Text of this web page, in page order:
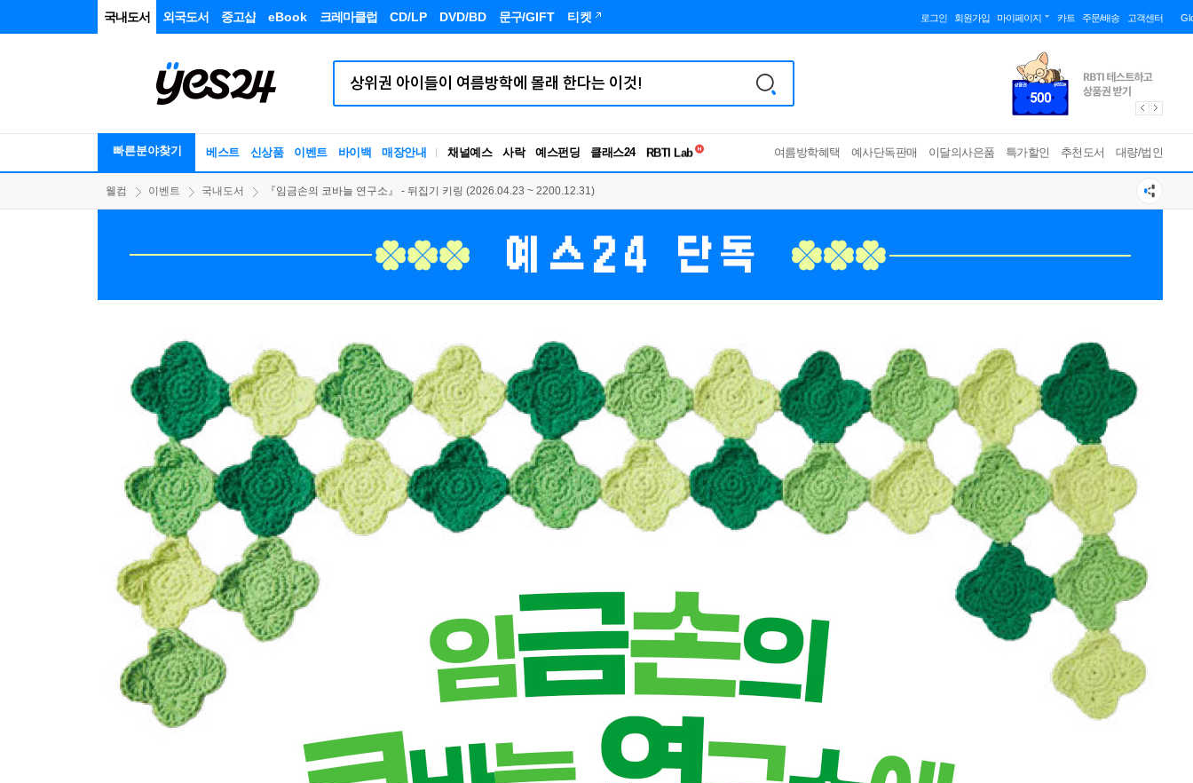
국내도서 외국도서 중고샵 eBook 크레마클럽 CD/LP DVD/BD 문구/GIFT 티켓 로그인 회원가입 마이페이지 카트 주문/배송 고객센터
빠른분야찾기 베스트 신상품 이벤트 바이백 매장안내 채널예스 사락 예스펀딩 클래스24
RBTI Lab
독서유형검사
여름방학혜택 예사단독판매 이달의사은품 특가할인 추천도서 대량/법인
웰컴 이벤트 국내도서 『임금손의 코바늘 연구소』 - 뒤집기 키링 (2026.04.23 ~ 2200.12.31)